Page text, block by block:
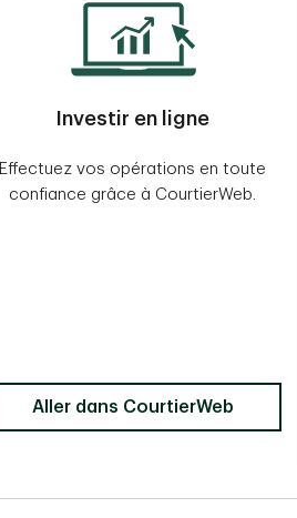
Investir en ligne
Effectuez vos opérations en toute
confiance grâce à CourtierWeb.
Aller dans CourtierWeb